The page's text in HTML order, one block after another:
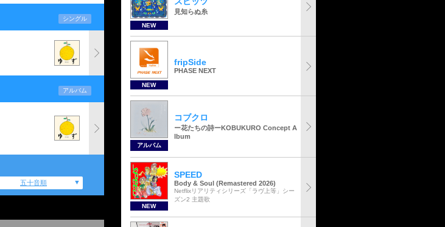
シングル
アルバム
五十音順
NEW
見知らぬ糸
NEW
fripSide
PHASE NEXT
アルバム
コブクロ
ー花たちの詩ーKOBUKURO Concept A
lbum
NEW
SPEED
Body & Soul (Remastered 2026)
Netflixリアリティシリーズ「ラヴ上等」シー
ズン2 主題歌